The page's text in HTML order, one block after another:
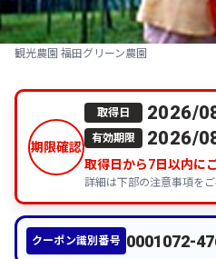
観光農園 福田グリーン農園
期限確認
取得日 2026/
有効期限 2026/
取得日から7 日以内に
詳細は下部の注意事項を
クーポン識別番号 0001072-